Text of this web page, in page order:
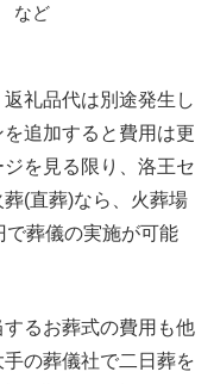
など
礼品代は別途発生し
追加すると費用は更
を見る限り、洛王セ
(直葬)なら、火葬場
葬儀の実施が可能
るお葬式の費用も他
の葬儀社で二日葬を